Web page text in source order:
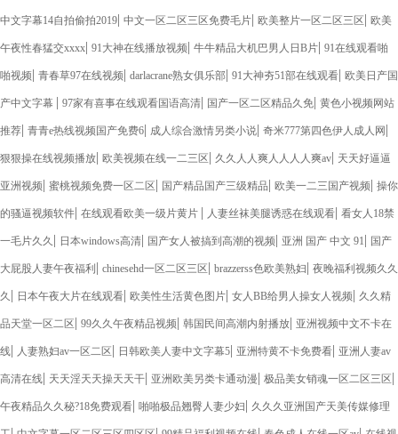
中文字幕14自拍偷拍2019| 中文一区二区三区免费毛片| 欧美整片一区二区三区| 欧美
午夜性春猛交xxxx| 91大神在线播放视频| 牛牛精品大机巴男人日B片| 91在线观看啪
啪视频| 青春草97在线视频| darlacrane熟女俱乐部| 91大神夯51部在线观看| 欧美日产国
产中文字幕 | 97家有喜事在线观看国语高清| 国产一区二区精品久免| 黄色小视频网站
推荐| 青青e热线视频国产免费6| 成人综合激情另类小说| 奇米777第四色伊人成人网 |
狠狠操在线视频播放| 欧美视频在线一二三区| 久久人人爽人人人人爽av| 天天好逼逼
亚洲视频| 蜜桃视频免费一区二区| 国产精品国产三级精品| 欧美一二三国产视频| 操你
的骚逼视频软件| 在线观看欧美一级片黄片 | 人妻丝袜美腿诱惑在线观看| 看女人18禁
一毛片久久 | 日本windows高清| 国产女人被搞到高潮的视频| 亚洲 国产 中文 91| 国产
大屁股人妻午夜福利 | chinesehd一区二区三区| brazzerss色欧美熟妇| 夜晚福利视频久久
久 | 日本午夜大片在线观看| 欧美性生活黄色图片| 女人BB给男人操女人视频| 久久精
品天堂一区二区| 99久久午夜精品视频| 韩国民间高潮内射播放| 亚洲视频中文不卡在
线| 人妻熟妇av一区二区| 日韩欧美人妻中文字幕5| 亚洲特黄不卡免费看| 亚洲人妻av
高清在线| 天天淫天天操天天干| 亚洲欧美另类卡通动漫| 极品美女销魂一区二区三区|
午夜精品久久秘?18免费观看| 啪啪极品翘臀人妻少妇| 久久久亚洲国产天美传媒修理